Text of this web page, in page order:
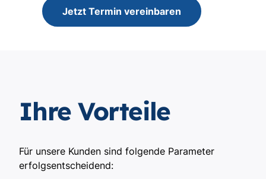
Jetzt Termin vereinbaren
Ihre Vorteile
Für unsere Kunden sind folgende Parameter
erfolgsentscheidend: